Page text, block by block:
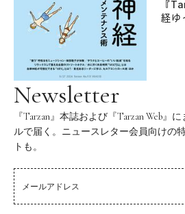
『
経ゆ
Newsletter
『Tarzan』本誌および『Tarzan Web』
ルで届く。ニュースレター会員向けの
トも。